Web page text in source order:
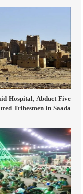
Hospital, Abduct Five
Tribesmen in Saada